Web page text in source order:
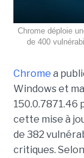
Chrome déploie
de 400
Chrome a
Windows et
150.0.7871.46
cette mise à
de 382
critiques.